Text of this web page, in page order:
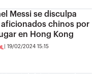
Messi se disculpa
chinos por
en Hong Kong
19/02/2024 15:15